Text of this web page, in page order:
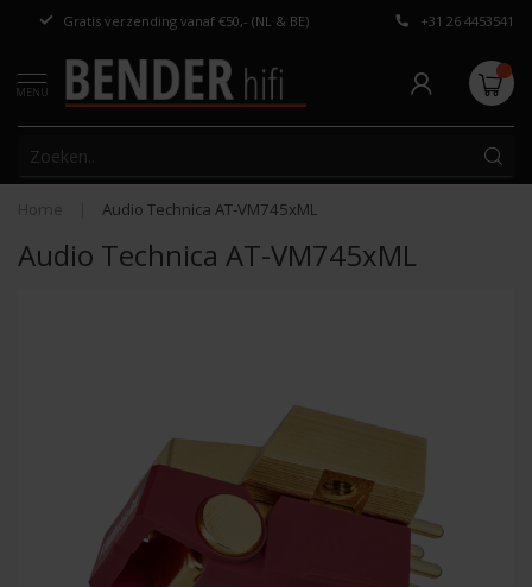
Gratis verzending vanaf €50,- (NL & BE) Persoonlijk
+31 26 4453541
MENU
Home Audio Technica AT-VM745xML
Audio Technica AT-VM745xML